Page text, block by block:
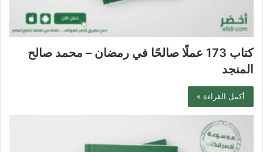
كتاب 173 عملًا صالحًا في رمضان – محمد صالح
المنجد
أكمل القراءة »